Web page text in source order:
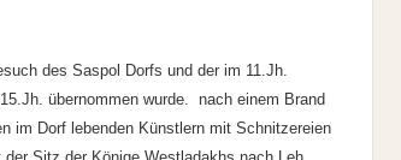
des Saspol Dorfs und der im 11.Jh.
übernommen wurde. nach einem Brand
im Dorf lebenden Künstlern mit Schnitzereien